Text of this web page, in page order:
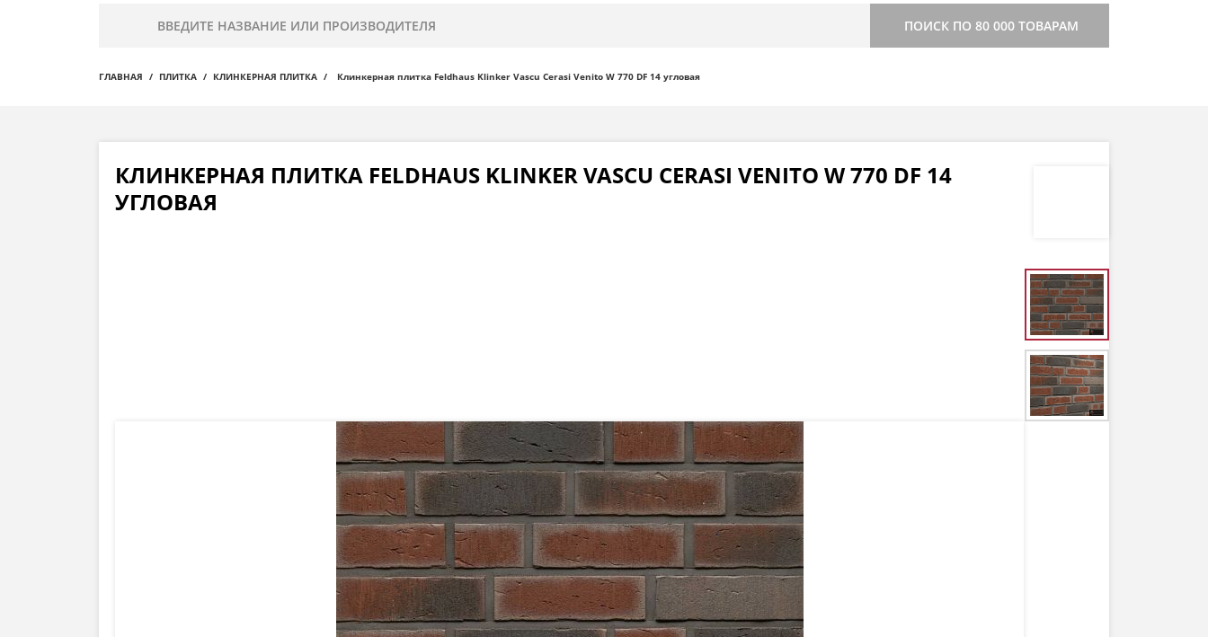
СТРОИТЕЛЬСТВО
ПОИСК ПО 80 000 ТОВАРАМ
ГЛАВНАЯ ПЛИТКА КЛИНКЕРНАЯ ПЛИТКА Клинкерная плитка Feldhaus Klinker Vascu Cerasi Venito W 770 DF 14 угловая
КЛИНКЕРНАЯ ПЛИТКА FELDHAUS KLINKER VASCU CERASI VENITO W 770 DF 14
УГЛОВАЯ